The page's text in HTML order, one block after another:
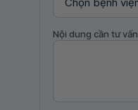
Nội dung cần tư vấn